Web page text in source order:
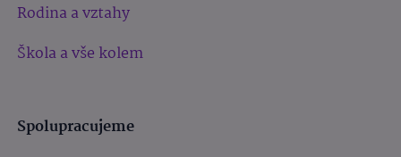
Rodina a vztahy
Škola a vše kolem
Spolupracujeme